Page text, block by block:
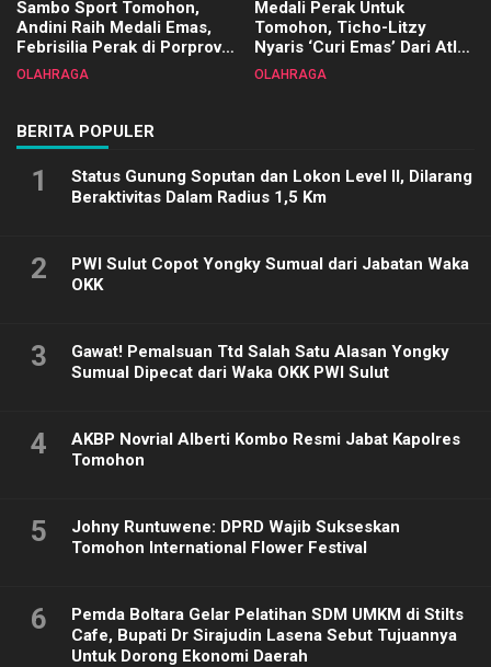
Sambo Sport Tomohon,
Andini Raih Medali Emas,
Febrisilia Perak di Porprov
Sulut 2025
OLAHRAGA
Medali Perak Untuk
Tomohon, Ticho-Litzy
Nyaris ‘Curi Emas’ Dari Atlet
Biliar PON di Porprov Sulut
OLAHRAGA
BERITA POPULER
1
Status Gunung Soputan dan Lokon Level II, Dilarang
Beraktivitas Dalam Radius 1,5 Km
2
PWI Sulut Copot Yongky Sumual dari Jabatan Waka
OKK
3
Gawat! Pemalsuan Ttd Salah Satu Alasan Yongky
Sumual Dipecat dari Waka OKK PWI Sulut
4
AKBP Novrial Alberti Kombo Resmi Jabat Kapolres
Tomohon
5
Johny Runtuwene: DPRD Wajib Sukseskan
Tomohon International Flower Festival
6
Pemda Boltara Gelar Pelatihan SDM UMKM di Stilts
Cafe, Bupati Dr Sirajudin Lasena Sebut Tujuannya
Untuk Dorong Ekonomi Daerah